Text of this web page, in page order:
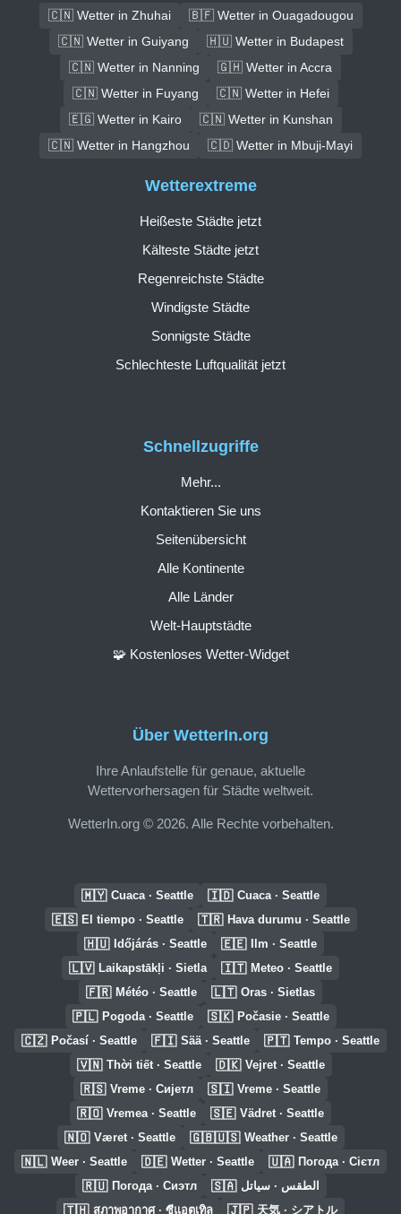
🇨🇳 Wetter in Zhuhai
🇧🇫 Wetter in Ouagadougou
🇨🇳 Wetter in Guiyang
🇭🇺 Wetter in Budapest
🇨🇳 Wetter in Nanning
🇬🇭 Wetter in Accra
🇨🇳 Wetter in Fuyang
🇨🇳 Wetter in Hefei
🇪🇬 Wetter in Kairo
🇨🇳 Wetter in Kunshan
🇨🇳 Wetter in Hangzhou
🇨🇩 Wetter in Mbuji-Mayi
Über WetterIn.org
Ihre Anlaufstelle für genaue, aktuelle
Wettervorhersagen für Städte weltweit.
WetterIn.org © 2026. Alle Rechte vorbehalten.
Schnellzugriffe
Mehr...
Kontaktieren Sie uns
Seitenübersicht
Alle Kontinente
Alle Länder
Welt-Hauptstädte
🧩 Kostenloses Wetter-Widget
Wetterextreme
Heißeste Städte jetzt
Kälteste Städte jetzt
Regenreichste Städte
Windigste Städte
Sonnigste Städte
Schlechteste Luftqualität jetzt
🇲🇾 Cuaca · Seattle 🇮🇩 Cuaca · Seattle
🇪🇸 El tiempo · Seattle 🇹🇷 Hava durumu · Seattle
🇭🇺 Időjárás · Seattle 🇪🇪 Ilm · Seattle
🇱🇻 Laikapstākļi · Sietla 🇮🇹 Meteo · Seattle
🇫🇷 Météo · Seattle 🇱🇹 Oras · Sietlas
🇵🇱 Pogoda · Seattle 🇸🇰 Počasie · Seattle
🇨🇿 Počasí · Seattle 🇫🇮 Sää · Seattle 🇵🇹 Tempo · Seattle
🇻🇳 Thời tiết · Seattle 🇩🇰 Vejret · Seattle
🇷🇸 Vreme · Сијетл 🇸🇮 Vreme · Seattle
🇷🇴 Vremea · Seattle 🇸🇪 Vädret · Seattle
🇳🇴 Været · Seattle 🇬🇧🇺🇸 Weather · Seattle
🇳🇱 Weer · Seattle 🇩🇪 Wetter · Seattle 🇺🇦 Погода · Сієтл
🇷🇺 Погода · Сиэтл 🇸🇦 الطقس · سياتل
🇹🇭 สภาพอากาศ · ซีแอตเทิล 🇯🇵 天気 · シアトル